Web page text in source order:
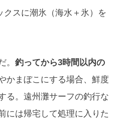
クスに潮氷（海水＋氷）を
。 釣ってから3時間以内の
かまぼこにする場合、鮮度
る。遠州灘サーフの釣行な
には帰宅して処理に入りた